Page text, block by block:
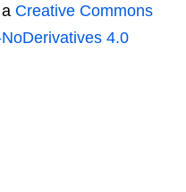
Creative Commons
4.0